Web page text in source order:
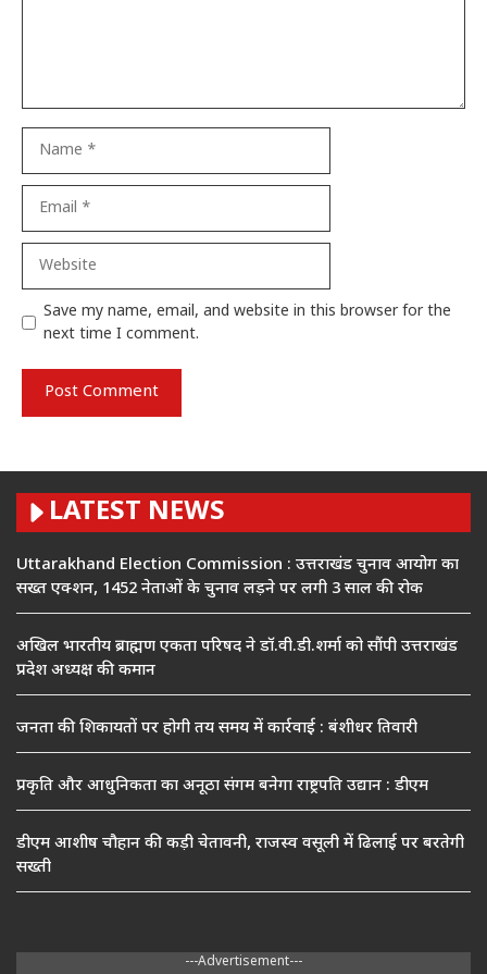
Save my name, email, and website in this browser for the
next time I comment.
LATEST NEWS
Uttarakhand Election Commission : उत्तराखंड चुनाव आयोग का
सख्त एक्शन, 1452 नेताओं के चुनाव लड़ने पर लगी 3 साल की रोक
अखिल भारतीय ब्राह्मण एकता परिषद ने डॉ.वी.डी.शर्मा को सौंपी उत्तराखंड
प्रदेश अध्यक्ष की कमान
जनता की शिकायतों पर होगी तय समय में कार्रवाई : बंशीधर तिवारी
प्रकृति और आधुनिकता का अनूठा संगम बनेगा राष्ट्रपति उद्यान : डीएम
डीएम आशीष चौहान की कड़ी चेतावनी, राजस्व वसूली में ढिलाई पर बरतेगी
सख्ती
---Advertisement---